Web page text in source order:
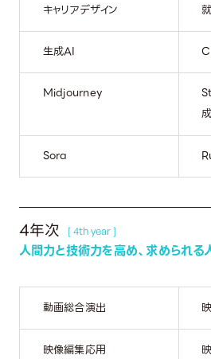
キャリアデザイン
生成AI
Midjourney
Sora
4年次 [ 4th year ]
人間力と技術力を高め、求められる
動画総合演出
映像編集応用